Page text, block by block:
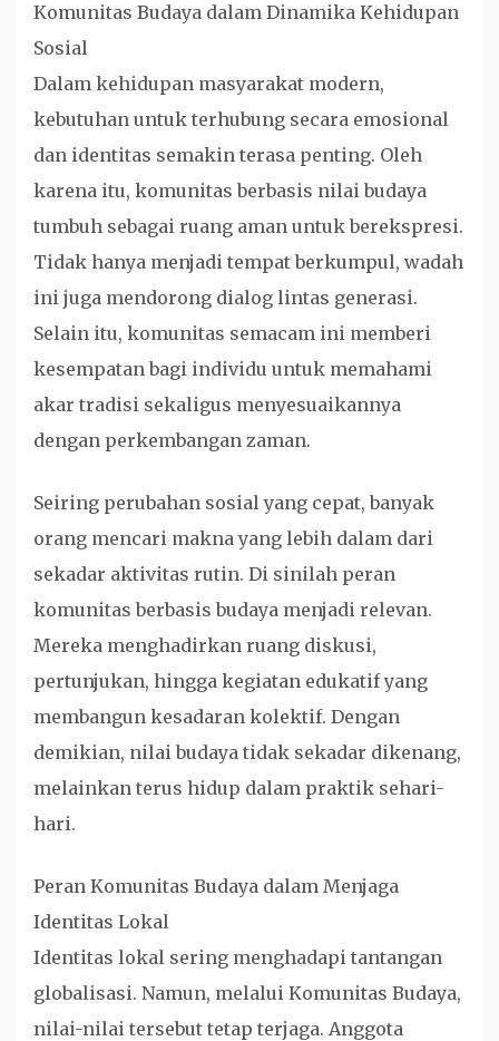
Komunitas Budaya dalam Dinamika Kehidupan
Sosial
Dalam kehidupan masyarakat modern,
kebutuhan untuk terhubung secara emosional
dan identitas semakin terasa penting. Oleh
karena itu, komunitas berbasis nilai budaya
tumbuh sebagai ruang aman untuk berekspresi.
Tidak hanya menjadi tempat berkumpul, wadah
ini juga mendorong dialog lintas generasi.
Selain itu, komunitas semacam ini memberi
kesempatan bagi individu untuk memahami
akar tradisi sekaligus menyesuaikannya
dengan perkembangan zaman.
Seiring perubahan sosial yang cepat, banyak
orang mencari makna yang lebih dalam dari
sekadar aktivitas rutin. Di sinilah peran
komunitas berbasis budaya menjadi relevan.
Mereka menghadirkan ruang diskusi,
pertunjukan, hingga kegiatan edukatif yang
membangun kesadaran kolektif. Dengan
demikian, nilai budaya tidak sekadar dikenang,
melainkan terus hidup dalam praktik sehari-
hari.
Peran Komunitas Budaya dalam Menjaga
Identitas Lokal
Identitas lokal sering menghadapi tantangan
globalisasi. Namun, melalui Komunitas Budaya,
nilai-nilai tersebut tetap terjaga. Anggota